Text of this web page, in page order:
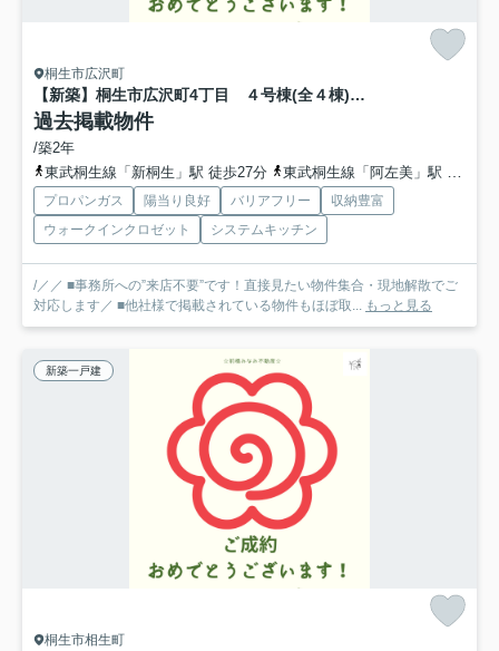
桐生市広沢町
【新築】桐生市広沢町4丁目 ４号棟(全４棟) いろどりアイタウン 新築建売分譲
過去掲載物件
/築2年
東武桐生線「新桐生」駅 徒歩27分
東武桐生線「阿左美」駅 徒歩38分
プロパンガス 陽当り良好 バリアフリー
収納豊富
ウォークインクロゼット
システムキッチン
/／／ ■事務所への”来店不要”です！直接見たい物件集合・現地解散でご
対応します／ ■他社様で掲載されている物件もほぼ取...
もっと見る
新築一戸建
桐生市相生町